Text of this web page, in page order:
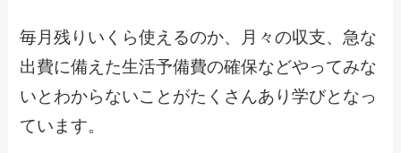
毎月残りいくら使えるのか、月々の収支、急な
出費に備えた生活予備費の確保などやってみな
いとわからないことがたくさんあり学びとなっ
ています。